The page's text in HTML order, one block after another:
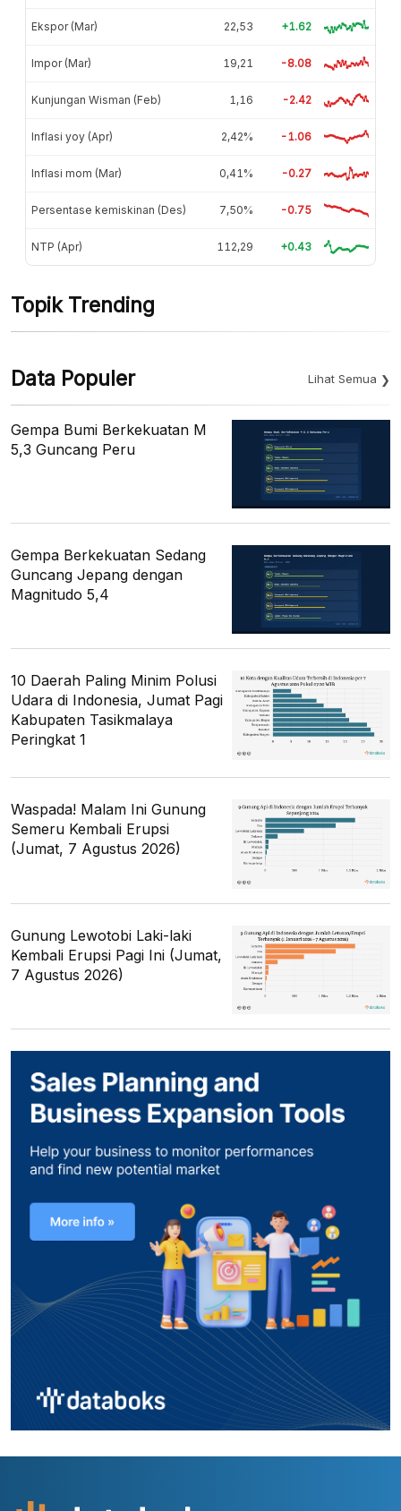
Ekspor (Mar) 22,53 +1.62
Impor (Mar) 19,21 -8.08
Kunjungan Wisman (Feb) 1,16 -2.42
Inflasi yoy (Apr) 2,42% -1.06
Inflasi mom (Mar) 0,41% -0.27
Persentase kemiskinan (Des) 7,50% -0.75
NTP (Apr) 112,29 +0.43
Topik Trending
Data Populer Lihat Semua
Gempa Bumi Berkekuatan M
5,3 Guncang Peru
Gempa Berkekuatan Sedang
Guncang Jepang dengan
Magnitudo 5,4
10 Daerah Paling Minim Polusi
Udara di Indonesia, Jumat Pagi
Kabupaten Tasikmalaya
Peringkat 1
Waspada! Malam Ini Gunung
Semeru Kembali Erupsi
(Jumat, 7 Agustus 2026)
Gunung Lewotobi Laki-laki
Kembali Erupsi Pagi Ini (Jumat,
7 Agustus 2026)